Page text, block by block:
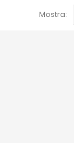
Mostra: